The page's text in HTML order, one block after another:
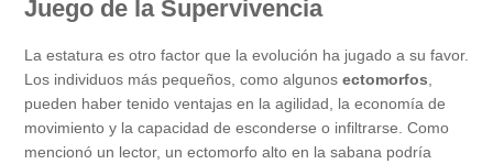
Juego de la Supervivencia
La estatura es otro factor que la evolución ha jugado a su favor.
Los individuos más pequeños, como algunos ectomorfos
pueden haber tenido ventajas en la agilidad, la economía de
movimiento y la capacidad de esconderse o infiltrarse. Como
mencionó un lector, un ectomorfo alto en la sabana podría